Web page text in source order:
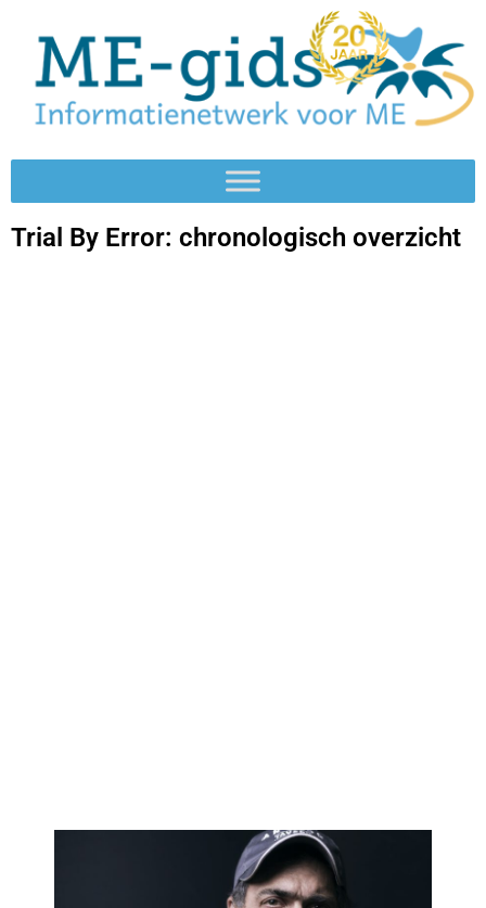
Trial By Error: chronologisch overzicht